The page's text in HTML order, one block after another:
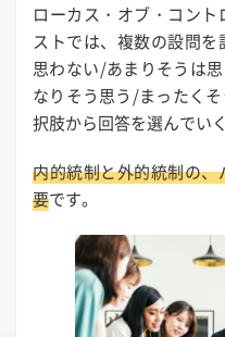
ローカス・オブ・コン
ストでは、複数の設問
思わない/あまりそうは
なりそう思う/まったく
択肢から回答を選んでい
内的統制と外的統制の
要です。